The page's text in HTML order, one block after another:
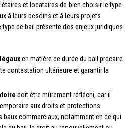
et locataires de bien choisir le type
à leurs besoins et à leurs projets
de bail présente des enjeux juridiques
en matière de durée du bail précaire
contestation ultérieure et garantir la
doit être mûrement réfléchi, car il
aux droits et protections
baux commerciaux, notamment en ce qui